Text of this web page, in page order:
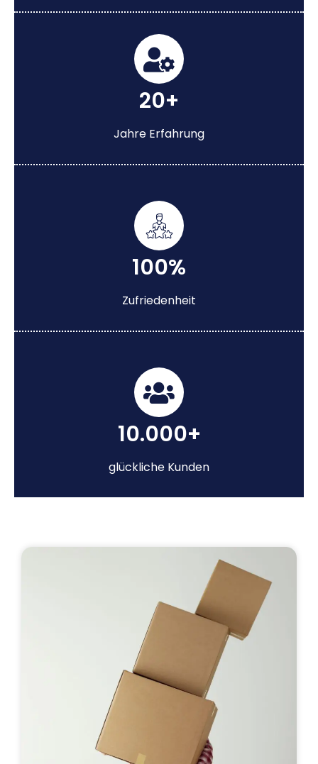
20+
Jahre Erfahrung
100%
Zufriedenheit
10.000+
glückliche Kunden